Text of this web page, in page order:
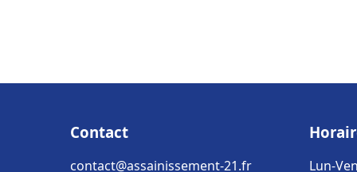
Contact
contact@assainissement-21.fr Lun-